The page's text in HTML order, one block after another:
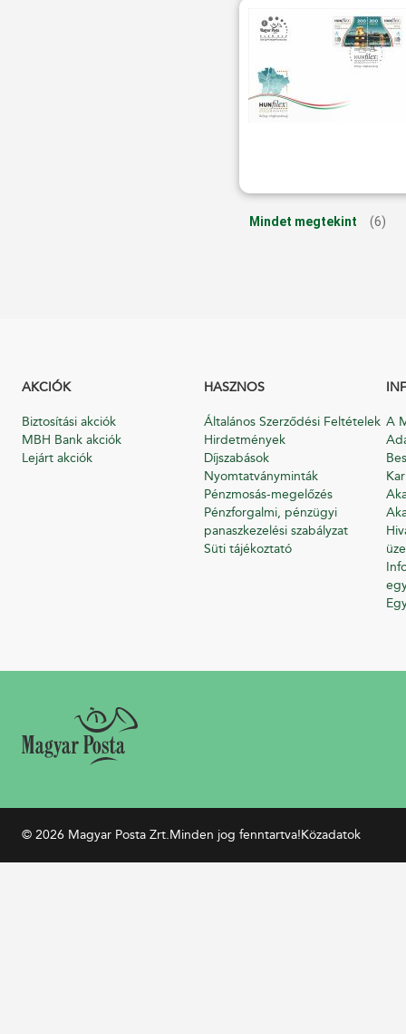
Mindet megtekint (6)
AKCIÓK
Biztosítási akciók
MBH Bank akciók
Lejárt akciók
HASZNOS
Általános Szerződési Feltételek
Hirdetmények
Díjszabások
Nyomtatványminták
Pénzmosás-megelőzés
Pénzforgalmi, pénzügyi
panaszkezelési szabályzat
Süti tájékoztató
A
© 2026 Magyar Posta Zrt.Minden jog fenntartva!Közadatok